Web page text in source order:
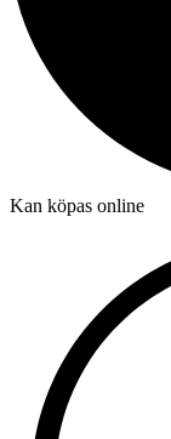
Kan köpas online